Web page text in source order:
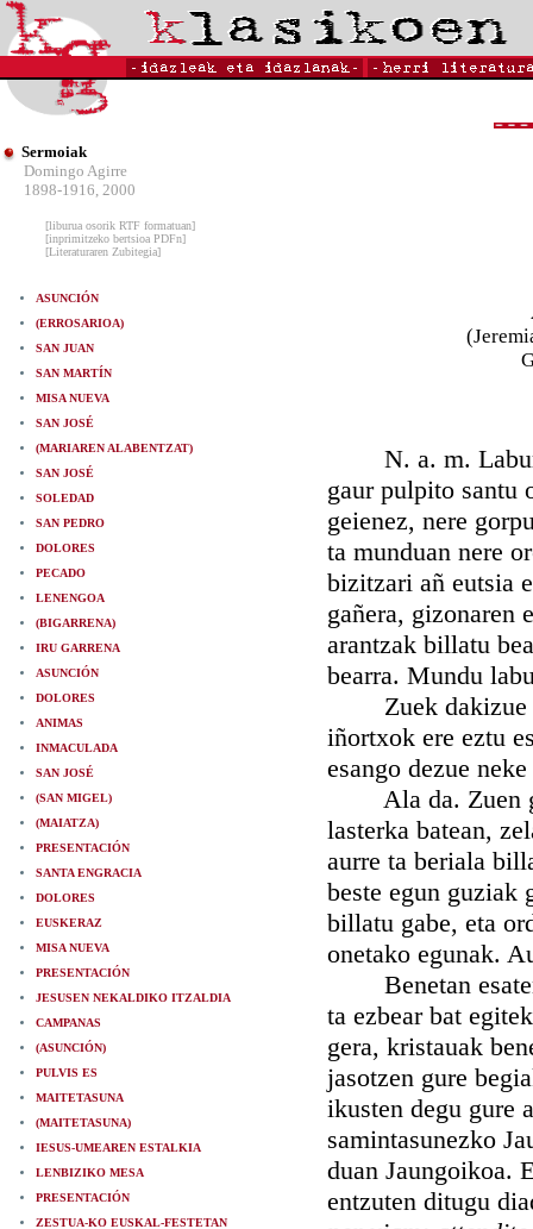
Sermoiak
Domingo Agirre
1898-1916, 2000
[liburua osorik RTF formatuan]
[inprimitzeko bertsioa PDFn]
[Literaturaren Zubitegia]
ASUNCIÓN
(ERROSARIOA)
SAN JUAN
SAN MARTÍN
MISA NUEVA
SAN JOSÉ
(MARIAREN ALABENTZAT)
SAN JOSÉ
SOLEDAD
SAN PEDRO
DOLORES
PECADO
LENENGOA
(BIGARRENA)
IRU GARRENA
ASUNCIÓN
DOLORES
ANIMAS
INMACULADA
SAN JOSÉ
(SAN MIGEL)
(MAIATZA)
PRESENTACIÓN
SANTA ENGRACIA
DOLORES
EUSKERAZ
MISA NUEVA
PRESENTACIÓN
JESUSEN NEKALDIKO ITZALDIA
CAMPANAS
(ASUNCIÓN)
PULVIS ES
MAITETASUNA
(MAITETASUNA)
IESUS-UMEAREN ESTALKIA
LENBIZIKO MESA
PRESENTACIÓN
ZESTUA-KO EUSKAL-FESTETAN
N. a. m.
gaur pulpito santu
geienez, nere
ta munduan nere
bizitzari añ eutsia
gañera, gizonaren
arantzak billatu
bearra. Mundu
Zuek dakizue
iñortxok ere eztu
esango dezue
Ala da. Zuen
lasterka batean,
aurre ta beriala
beste egun guziak
billatu gabe, eta
onetako egunak.
Benetan esaten
ta ezbear bat
gera, kristauak
jasotzen gure
ikusten degu gure
samintasunezko
duan Jaungoikoa.
entzuten ditugu